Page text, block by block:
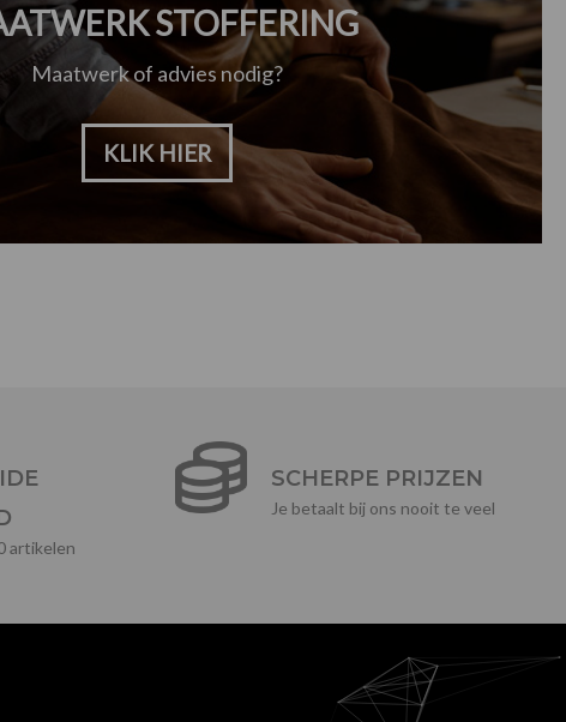
STOFFERING
Maatwerk of advies nodig?
KLIK HIER
artikelen
SCHERPE PRIJZEN
Je betaalt bij ons nooit te veel